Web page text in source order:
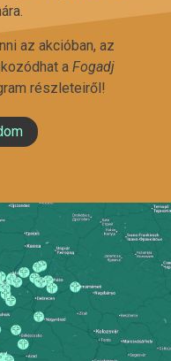
az akcióban, az
a Fogadj
részleteiről!